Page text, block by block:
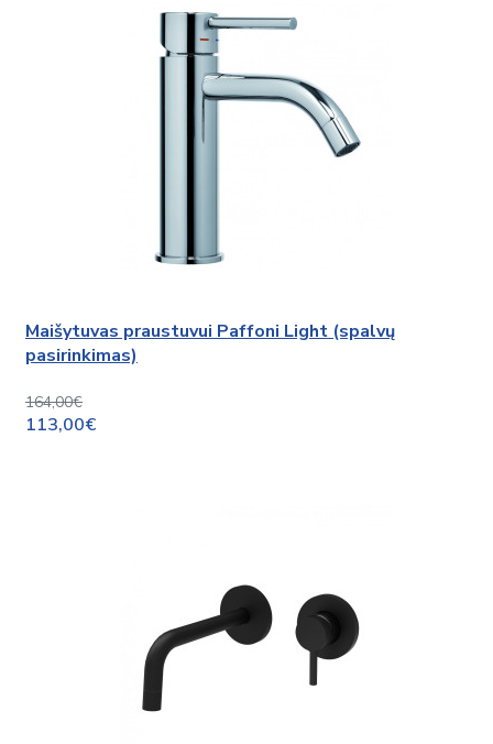
Maišytuvas praustuvui Paffoni Light (spalvų
pasirinkimas)
164,00€
113,00€